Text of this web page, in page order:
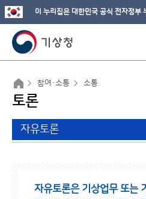
이 누리집은 대한민국 공식 전자정부
참여·소통 소통
토론
자유토론
자유토론은 기상업무 또는